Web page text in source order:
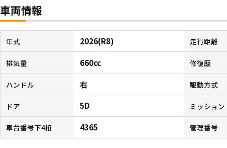
車両情報
年式 2026(R8) 走行距離
排気量 660cc 修復歴
ハンドル 右 駆動方式
ドア 5D ミッション
車台番号下4桁 4365 管理番号